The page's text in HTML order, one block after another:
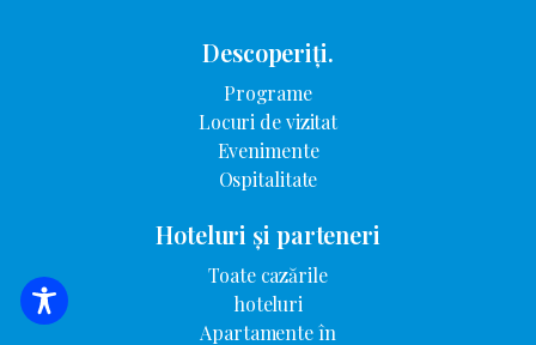
CĂUTARE DE CAZARE
Descoperiți.
Programe
Locuri de vizitat
Evenimente
Ospitalitate
Hoteluri și parteneri
Toate cazările
hoteluri
Apartamente în